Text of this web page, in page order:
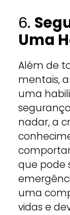
6.
Uma
Além de
mentais,
uma
nadar, a
que pode
uma
vidas e